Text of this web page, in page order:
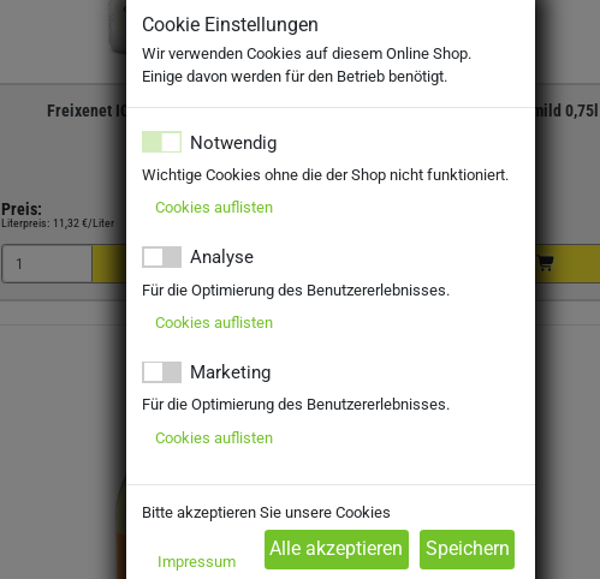
Freixenet ICE semi seco 0,75l
Preis: 8,49 €
Literpreis: 11,32 €/Liter
Rotkäppchen Sekt mild 0,75l
Cookie Einstellungen
Wir verwenden Cookies auf diesem Online Shop.
Einige davon werden für den Betrieb benötigt.
Notwendig
Wichtige Cookies ohne die der Shop nicht funktioniert.
Cookies auflisten
Analyse
Für die Optimierung des Benutzererlebnisses.
Cookies auflisten
Marketing
Für die Optimierung des Benutzererlebnisses.
Cookies auflisten
Bitte akzeptieren Sie unsere Cookies
Impressum